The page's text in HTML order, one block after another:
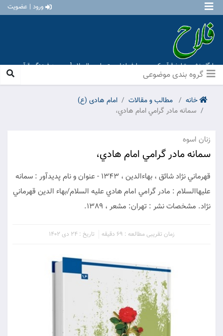
ورود | عضویت
پایگاه نشر و تبلیغ قرآن کریم و معارف اهل بیت علیهم السلام [ موسسه فرهنگی قرآن و
عترت منهاج عشق آباد ]
خانه مطالب و مقالات
امام هادی (ع)
سمانه مادر گرامي امام هادي،
زنان اسوه
سمانه مادر گرامي امام هادي،
قهرماني نژاد شائق ، بهاءالدين ، ‫1343 - عنوان و نام پديدآور : سمانه
عليهاالسلام : مادر گرامي امام هادي عليه السلام/بهاء الدين قهرماني
نژاد. مشخصات نشر : تهران: مشعر ‫، 1389.
زمان تقریبی مطالعه : 69 دقیقه تاریخ : 24 دی 1402